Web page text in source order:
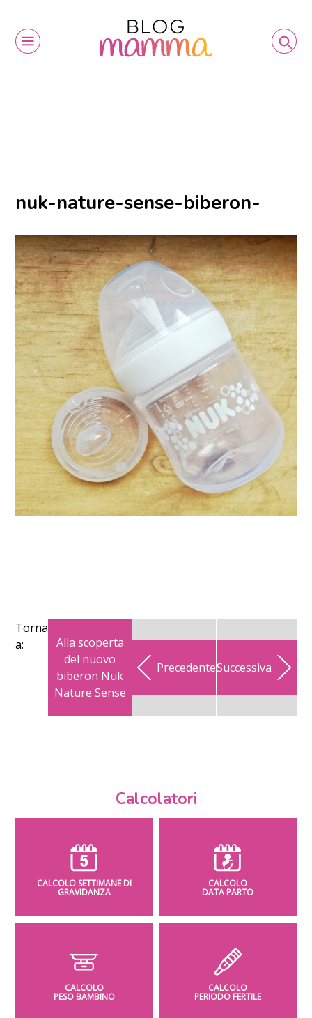
nuk-nature-sense-biberon-
Torna
a:
Alla scoperta
del nuovo
biberon Nuk
Nature Sense
PrecedenteSuccessiva
Calcolatori
CALCOLO SETTIMANE DI
GRAVIDANZA
CALCOLO
DATA PARTO
CALCOLO
PESO BAMBINO
CALCOLO
PERIODO FERTILE